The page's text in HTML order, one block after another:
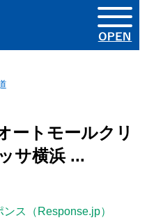
ートモールクリ
サ横浜 ...
ンス（Response.jp）